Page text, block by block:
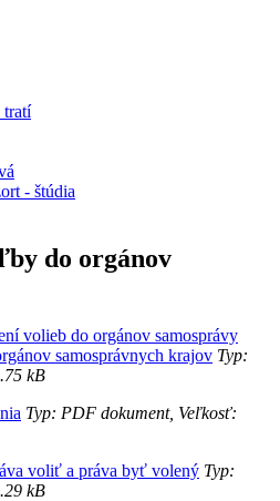
tratí
- štúdia
do orgánov
volieb do orgánov samosprávy
samosprávnych krajov Typ:
kB
Typ: PDF dokument, Veľkosť:
voliť a práva byť volený Typ:
kB